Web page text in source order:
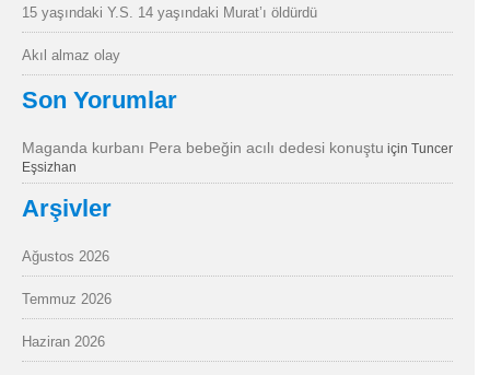
15 yaşındaki Y.S. 14 yaşındaki Murat’ı öldürdü
Akıl almaz olay
Son Yorumlar
Maganda kurbanı Pera bebeğin acılı dedesi konuştu için Tuncer
Eşsizhan
Arşivler
Ağustos 2026
Temmuz 2026
Haziran 2026